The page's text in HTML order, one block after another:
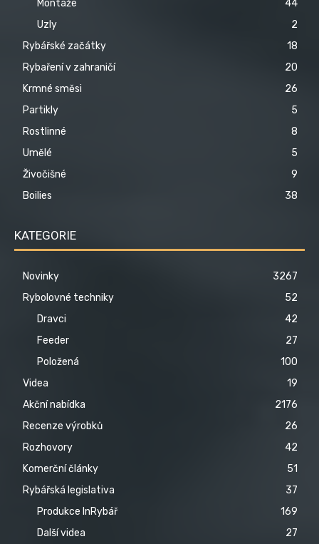
Montáže
44
Uzly
2
Rybářské začátky
18
Rybaření v zahraničí
20
Krmné směsi
26
Partikly
5
Rostlinné
8
Umělé
5
Živočišné
9
Boilies
38
KATEGORIE
Novinky
3267
Rybolovné techniky
52
Dravci
42
Feeder
27
Položená
100
Videa
19
Akční nabídka
2176
Recenze výrobků
26
Rozhovory
42
Komerční články
51
Rybářská legislativa
37
Produkce InRybář
169
Další videa
27